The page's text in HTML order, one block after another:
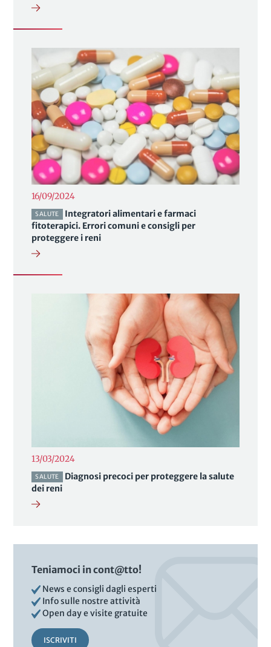
16/09/2024
SALUTE
Integratori alimentari e farmaci
fitoterapici. Errori comuni e consigli per
proteggere i reni
13/03/2024
SALUTE
Diagnosi precoci per proteggere la salute
dei reni
Teniamoci in cont@tto!
News e consigli dagli esperti
Info sulle nostre attività
Open day e visite gratuite
ISCRIVITI